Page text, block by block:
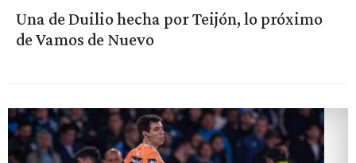
Una de Duilio hecha por Teijón, lo próximo
de Vamos de Nuevo